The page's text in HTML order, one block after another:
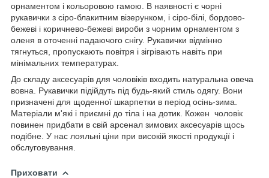
орнаментом і кольоровою гамою. В наявності є чорні
рукавички з сіро-блакитним візерунком, і сіро-білі, бордово-
бежеві і коричнево-бежеві вироби з чорним орнаментом з
оленя в оточенні падаючого снігу. Рукавички відмінно
тягнуться, пропускають повітря і зігрівають навіть при
мінімальних температурах.
До складу аксесуарів для чоловіків входить натуральна овеча
вовна. Рукавички підійдуть під будь-який стиль одягу. Вони
призначені для щоденної шкарпетки в період осінь-зима.
Матеріали м'які і приємні до тіла і на дотик. Кожен чоловік
повинен придбати в свій арсенал зимових аксесуарів щось
подібне. У нас лояльні ціни при високій якості продукції і
обслуговування.
Приховати